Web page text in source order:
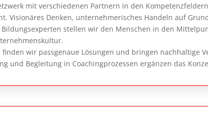
mit verschiedenen Partnern in den
Visionäres Denken, unternehmerisches Handeln auf
Bildungsexperten stellen wir den Menschen in den
finden wir passgenaue Lösungen und bringen nachhaltige
und Begleitung in Coachingprozessen ergänzen das